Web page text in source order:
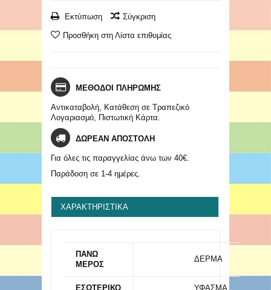
Εκτύπωση Σύγκριση
Προσθήκη στη Λίστα επιθυμίας
ΜΕΘΟΔΟΙ ΠΛΗΡΩΜΗΣ
Αντικαταβολή, Κατάθεση σε Τραπεζικό
Λογαριασμό, Πιστωτική Κάρτα.
ΔΩΡΕΑΝ ΑΠΟΣΤΟΛΗ
Για όλες τις παραγγελίας άνω των 40€.
Παράδοση σε 1-4 ημέρες.
ΧΑΡΑΚΤΗΡΙΣΤΙΚΆ
ΠΑΝΩ
ΜΕΡΟΣ
ΔΕΡΜΑ
ΕΣΩΤΕΡΙΚΟ ΥΦΑΣΜΑ